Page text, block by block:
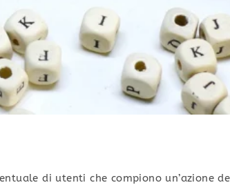
di utenti che compiono un’azione